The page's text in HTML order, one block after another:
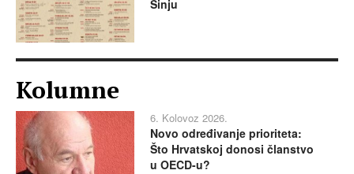
Sinju
Kolumne
6. Kolovoz 2026.
Novo određivanje prioriteta:
Što Hrvatskoj donosi članstvo
u OECD-u?